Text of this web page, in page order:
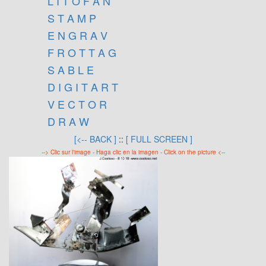
S T A M P
E N G R A V
F R O T T A G
S A B L E
D I G I T A R T
V E C T O R
D R A W
[<-- BACK ] :: [ FULL SCREEN ]
--> Clic sur l'image - Haga clic en la imagen - Click on the picture <--